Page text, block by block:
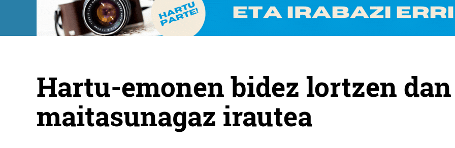
Hartu-emonen bidez lortzen dan
maitasunagaz irautea